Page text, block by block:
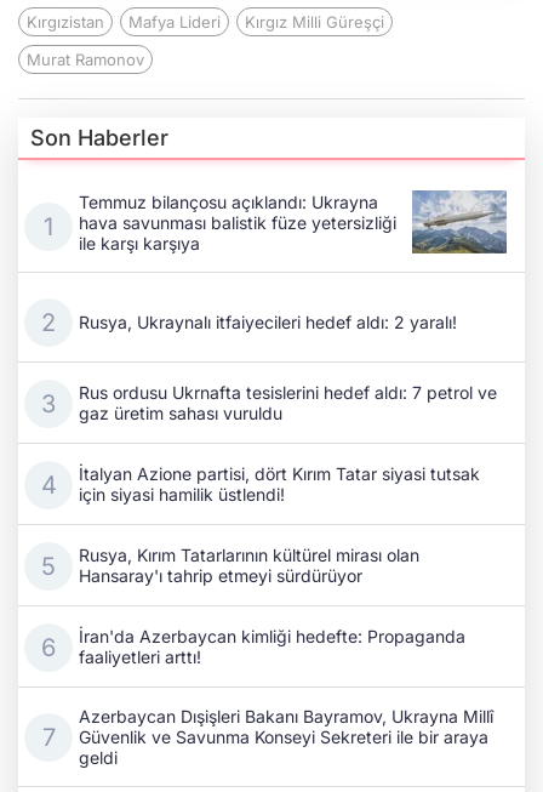
Kırgızistan Mafya Lideri
Kırgız Milli Güreşçi
Murat Ramonov
Son Haberler
Temmuz bilançosu açıklandı: Ukrayna
hava savunması balistik füze yetersizliği
ile karşı karşıya
Rusya, Ukraynalı itfaiyecileri hedef aldı: 2 yaralı!
Rus ordusu Ukrnafta tesislerini hedef aldı: 7 petrol ve
gaz üretim sahası vuruldu
İtalyan Azione partisi, dört Kırım Tatar siyasi tutsak
için siyasi hamilik üstlendi!
Rusya, Kırım Tatarlarının kültürel mirası olan
Hansaray'ı tahrip etmeyi sürdürüyor
İran'da Azerbaycan kimliği hedefte: Propaganda
faaliyetleri arttı!
Azerbaycan Dışişleri Bakanı Bayramov, Ukrayna Millî
Güvenlik ve Savunma Konseyi Sekreteri ile bir araya
geldi